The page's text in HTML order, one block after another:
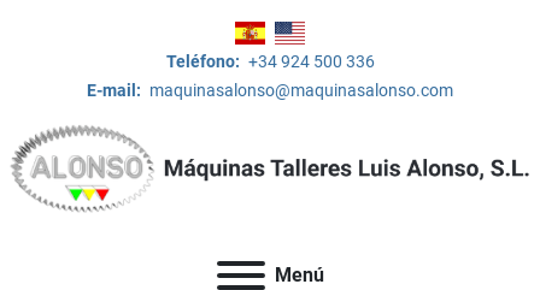
Teléfono: +34 924 500 336
E-mail: maquinasalonso@maquinasalonso.com
Menú